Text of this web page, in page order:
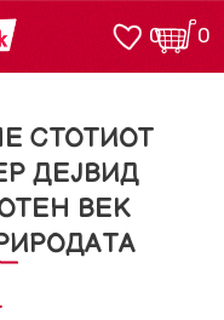
0
0
СТОТИОТ
ДЕЈВИД
ВЕК